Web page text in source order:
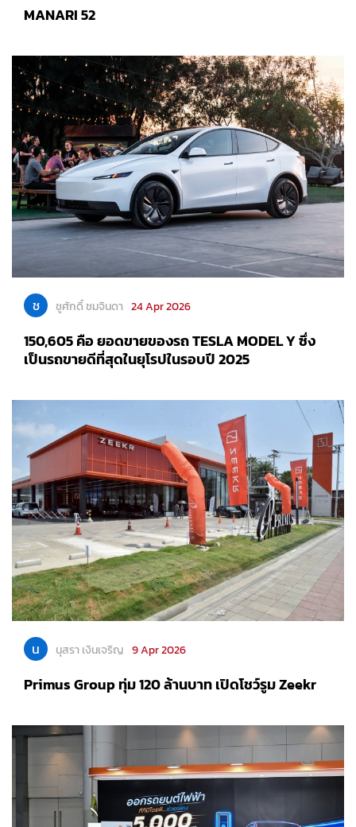
MANARI 52
ช ชูศักดิ์ ชมจินดา 24 Apr 2026
150,605 คือ ยอดขายของรถ TESLA MODEL Y ซึ่ง
เป็นรถขายดีที่สุดในยุโรปในรอบปี 2025
น นุสรา เงินเจริญ 9 Apr 2026
Primus Group ทุ่ม 120 ล้านบาท เปิดโชว์รูม Zeekr